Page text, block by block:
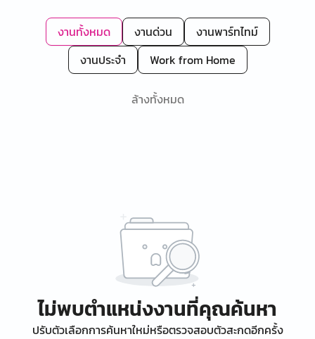
งานทั้งหมด งานด่วน
งานพาร์ทไทม์
งานประจำ
Work from Home
ล้างทั้งหมด
ไม่พบตำแหน่งงานที่คุณค้นหา
ปรับตัวเลือกการค้นหาใหม่หรือตรวจสอบตัวสะกดอีกครั้ง